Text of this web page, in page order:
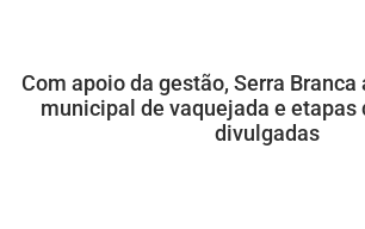
Com apoio da gestão, Serra
municipal de vaquejada e etapas
divulgadas